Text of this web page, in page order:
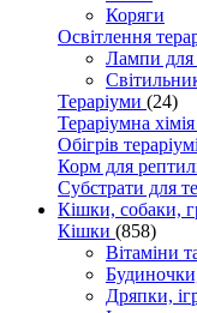
Коряги
Освітлення
Лампи для
Тераріуми (24)
Тераріумна хімія
Обігрів
Корм для
Субстрати для
Кішки, собаки,
Кішки (858)
Вітаміни
Дряпки,